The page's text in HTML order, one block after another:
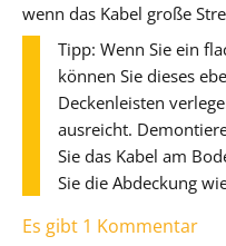
wenn das Kabel große
Tipp: Wenn Sie ein
können Sie dieses
Deckenleisten
ausreicht.
Sie das Kabel am
Sie die Abdeckung
Es gibt 1 Kommentar